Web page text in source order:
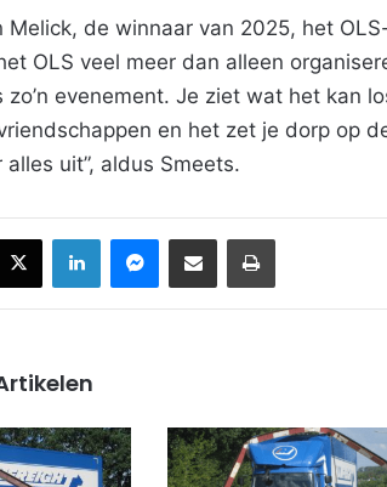
Melick, de winnaar van 2025, het
OLS veel meer dan alleen
evenement. Je ziet wat het kan
en het zet je dorp op
uit”, aldus Smeets.
X LinkedInMessenger
Deel via Email Print